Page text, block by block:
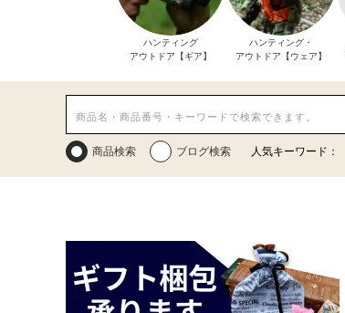
ハンティング
アウトドア【ギア】
ハンティング・
アウトドア【ウェア】
商品検索 ブログ検索 人気キーワード：